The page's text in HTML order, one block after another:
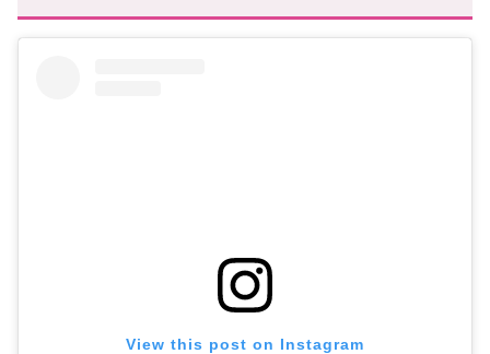
View this post on Instagram